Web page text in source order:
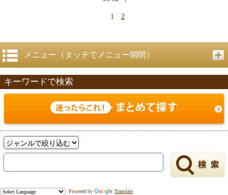
1 2
メニュー（タッチでメニュー開閉）
キーワードで検索
Powered by Translate